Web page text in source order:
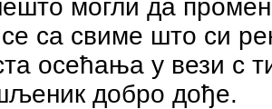
могли да
са свиме што си
осећања у вези с
добро дође.